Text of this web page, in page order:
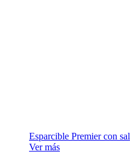
Esparcible Premier con sal
Ver más